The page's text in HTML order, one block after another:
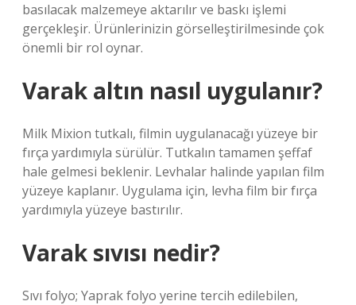
basılacak malzemeye aktarılır ve baskı işlemi
gerçekleşir. Ürünlerinizin görselleştirilmesinde çok
önemli bir rol oynar.
Varak altın nasıl uygulanır?
Milk Mixion tutkalı, filmin uygulanacağı yüzeye bir
fırça yardımıyla sürülür. Tutkalın tamamen şeffaf
hale gelmesi beklenir. Levhalar halinde yapılan film
yüzeye kaplanır. Uygulama için, levha film bir fırça
yardımıyla yüzeye bastırılır.
Varak sıvısı nedir?
Sıvı folyo; Yaprak folyo yerine tercih edilebilen,